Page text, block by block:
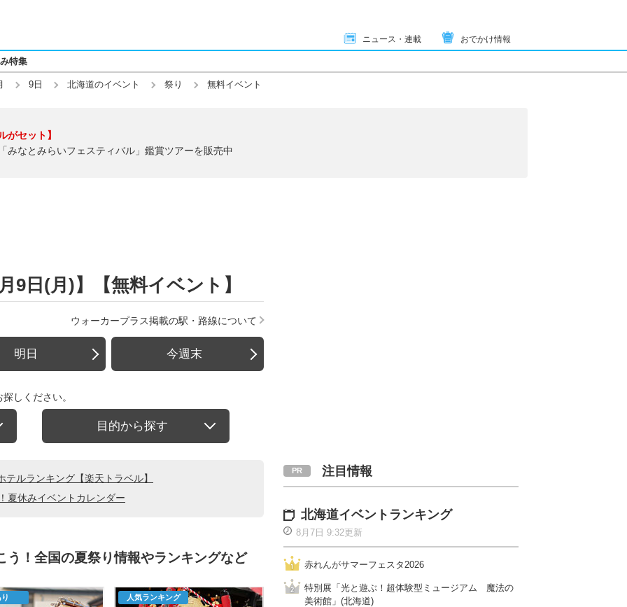
ニュース・連載 おでかけ情報
特集
9日 北海道のイベント 祭り 無料イベント
がセット】
みなとみらいフェスティバル」鑑賞ツアーを販売中
9日(月)】【無料イベント】
ウォーカープラス掲載の駅・路線について
明日 今週末
しください。
目的から探す
ルランキング【楽天トラベル】
夏休みイベントカレンダー
！全国の夏祭り情報やランキングなど
人気ランキング
注目情報
北海道イベントランキング
8月7日 9:32更新
赤れんがサマーフェスタ2026
特別展「光と遊ぶ！超体験型ミュージアム 魔法の
美術館」(北海道)